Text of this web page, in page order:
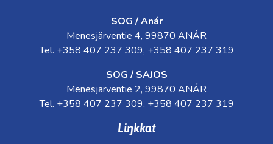
SOG / Anár
Menesjärventie 4, 99870 ANÁR
Tel. +358 407 237 309, +358 407 237 319
SOG / SAJOS
Menesjärventie 2, 99870 ANÁR
Tel. +358 407 237 309, +358 407 237 319
Liŋkkat